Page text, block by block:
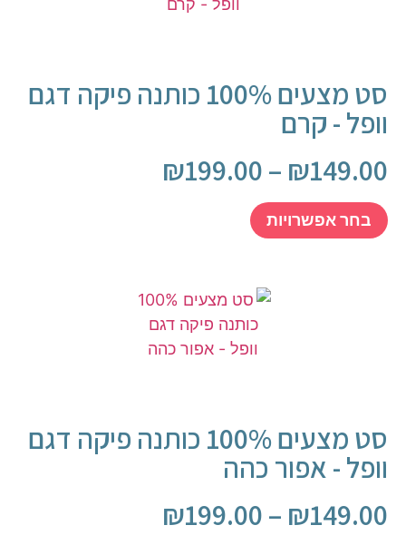
סט מצעים 100% כותנה פיקה דגם
וופל - קרם
₪149.00
–
₪199.00
בחר אפשרויות
סט מצעים 100% כותנה פיקה דגם
וופל - אפור כהה
₪149.00
–
₪199.00